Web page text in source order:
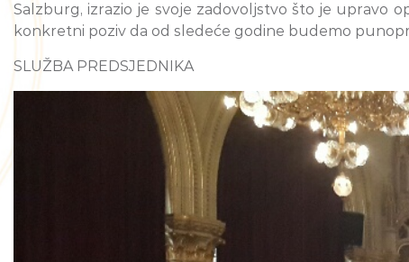
Salzburg, izrazio je svoje zadovoljstvo što je upravo
konkretni poziv da od sledeće godine budemo
SLUŽBA PREDSJEDNIKA